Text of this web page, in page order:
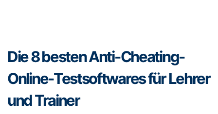
Die 8 besten Anti-Cheating-
Online-Testsoftwares für Lehrer
und Trainer